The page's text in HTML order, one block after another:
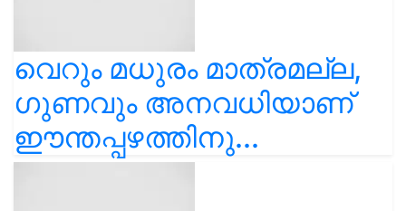
വെറും മധുരം മാത്രമല്ല,
ഗുണവും അനവധിയാണ്
ഈന്തപ്പഴത്തിനു...